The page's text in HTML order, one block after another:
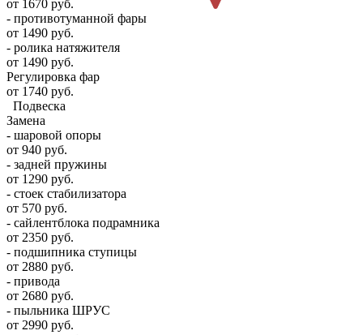
от 1670 руб.
- противотуманной фары
от 1490 руб.
- ролика натяжителя
от 1490 руб.
Регулировка фар
от 1740 руб.
Подвеска
Замена
- шаровой опоры
от 940 руб.
- задней пружины
от 1290 руб.
- стоек стабилизатора
от 570 руб.
- сайлентблока подрамника
от 2350 руб.
- подшипника ступицы
от 2880 руб.
- привода
от 2680 руб.
- пыльника ШРУС
от 2990 руб.